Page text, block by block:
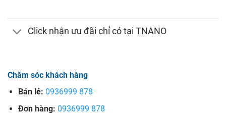
Click nhận ưu đãi chỉ có tại TNANO
Chăm sóc khách hàng
Bán lẻ: 0936999 878
Đơn hàng: 0936999 878